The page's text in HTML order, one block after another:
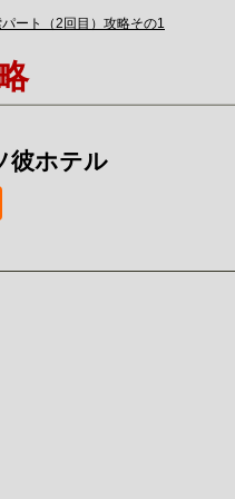
ート（2回目）攻略その1
彼ホテル